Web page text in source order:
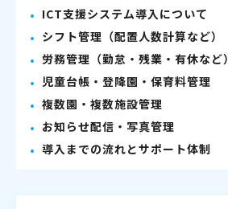
ICT支援システム導入について
シフト管理（配置人数計算など）
労務管理（勤怠・残業・有休など）
児童台帳・登降園・保育料管理
複数園・複数施設管理
お知らせ配信・写真管理
導入までの流れとサポート体制